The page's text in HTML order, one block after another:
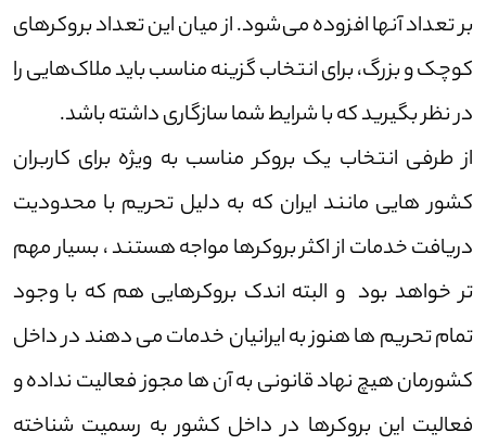
بر تعداد آنها افزوده می‌شود. از میان این تعداد بروکر‌های
کوچک و بزرگ، برای انتخاب گزینه مناسب باید ملاک‌هایی را
در نظر بگیرید که با شرایط شما سازگاری داشته باشد.
از طرفی انتخاب یک بروکر مناسب به ویژه برای کاربران
کشور هایی مانند ایران که به دلیل تحریم با محدودیت
دریافت خدمات از اکثر بروکر‌ها مواجه هستند ، بسیار مهم
تر خواهد بود و البته اندک بروکرهایی هم که با وجود
تمام تحریم ها هنوز به ایرانیان خدمات می دهند در داخل
کشورمان هیچ نهاد قانونی به آن ها مجوز فعالیت نداده و
فعالیت این بروکرها در داخل کشور به رسمیت شناخته